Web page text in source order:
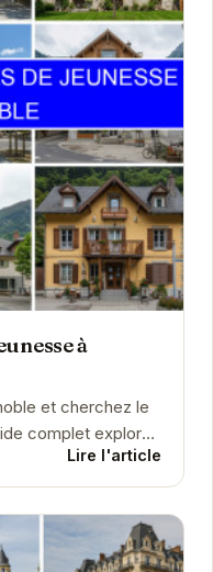
à
et cherchez le
chambresLire l'article